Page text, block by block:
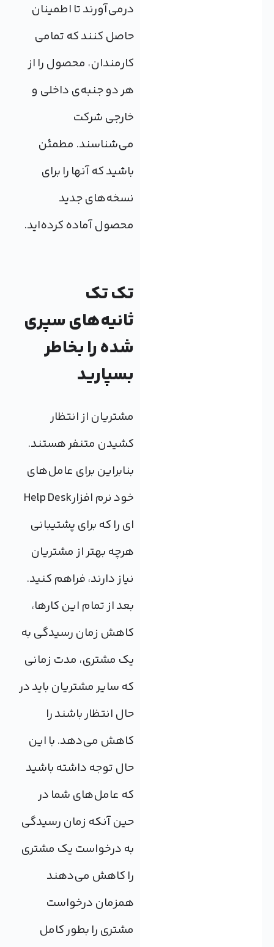
درمی‌آورند تا اطمینان
حاصل کنند که تمامی
کارمندان، محصول را از
هر دو جنبه‌ی داخلی و
خارجی شرکت
می‌شناسند. مطمئن
باشید که آنها را برای
نسخه‌های جدید
محصول آماده کرده‌اید.
تک تک
ثانیه‌های سپری
شده را بخاطر
بسپارید
مشتریان از انتظار
کشیدن متنفر هستند.
بنابراین برای عامل‌های
خود نرم افزارHelp Desk
ای را که برای پشتیبانی
هرچه بهتر از مشتریان
نیاز دارند، فراهم کنید.
بعد از تمام این کارها،
کاهش زمان رسیدگی به
یک مشتری، مدت زمانی
که سایر مشتریان باید در
حال انتظار باشند را
کاهش می‌دهد. با این
حال توجه داشته باشید
که عامل‌های شما در
حین آنکه زمان رسیدگی
به درخواست یک مشتری
را کاهش می‌دهند
همزمان درخواست
مشتری را بطور کامل